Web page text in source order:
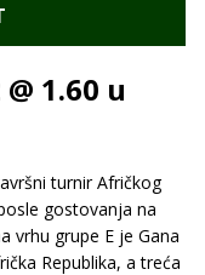
1.60 u
turnir Afričkog
gostovanja na
vrhu grupe E je Gana
Republika, a treća